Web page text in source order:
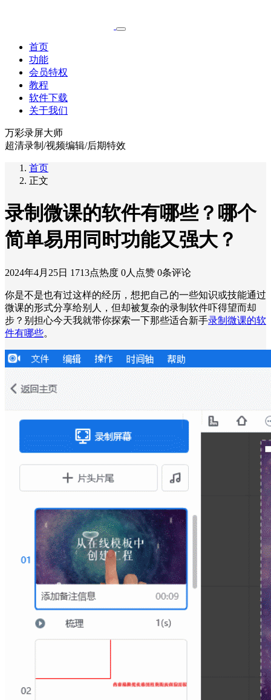
首页
功能
会员特权
教程
软件下载
关于我们
万彩录屏大师
超清录制/视频编辑/后期特效
首页
正文
录制微课的软件有哪些？哪个
简单易用同时功能又强大？
2024年4月25日 1713点热度 0人点赞 0条评论
你是不是也有过这样的经历，想把自己的一些知识或技能通过
微课的形式分享给别人，但却被复杂的录制软件吓得望而却
步？别担心今天我就带你探索一下那些适合新手录制微课的软
件有哪些。